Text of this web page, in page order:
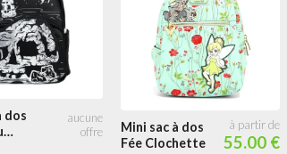
dos
Mini sac à dos
Fée Clochette
55.00 €